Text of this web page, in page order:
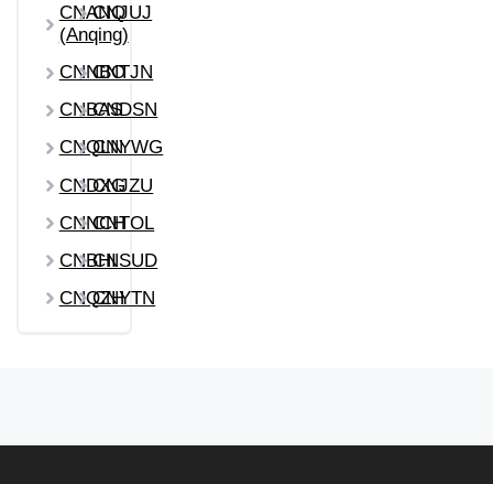
CNANQ
(Anqing)
CNJUJ
CNNBO
CNTJN
CNBASCNDSN
CNQLNCNYWG
CNDXG
CNJZU
CNNCHCNTOL
CNBHICNSUD
CNQZHCNYTN